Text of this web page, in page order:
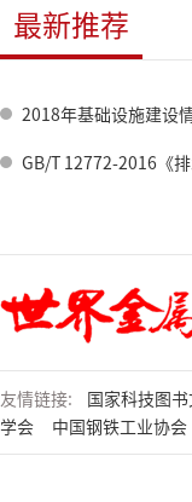
最新推荐
2018年基础设施建设
GB/T 12772-2016《排水用柔性接口铸铁管、
友情链接: 国家科技图
学会
中国钢铁工业协会